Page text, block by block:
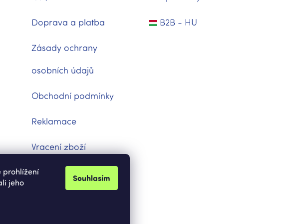
prohlížení
jeho
Souhlasím
Doprava a platba
Zásady ochrany
osobních údajů
Obchodní podmínky
Reklamace
Vracení zboží
Moje objednávka
B2B - HU